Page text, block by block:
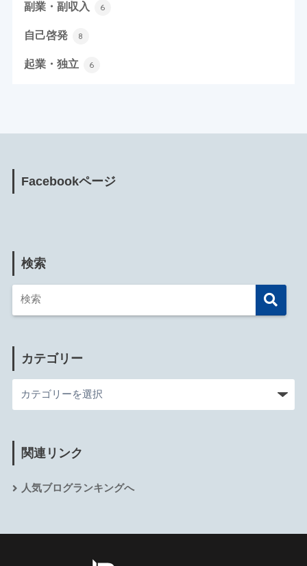
副業・副収入 6
自己啓発 8
起業・独立 6
Facebookページ
検索
カテゴリー
関連リンク
人気ブログランキングへ